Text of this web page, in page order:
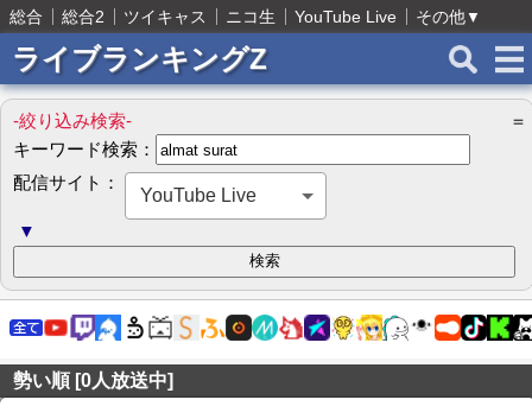
総合 総合2 ツイキャス ニコ生 YouTube Live その他▼
ライブランキングZ
-絞り込み検索-
＝
キーワード検索：
配信サイト：
YouTube Live
▼
勢い順 [0人放送中]